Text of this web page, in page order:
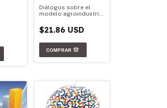
Diálogos sobre el
modelo agroindustrial
$21.86 USD